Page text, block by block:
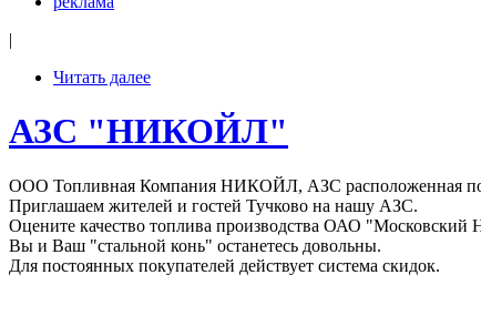
|
Читать далее
АЗС "НИКОЙЛ"
ООО Топливная Компания НИКОЙЛ, АЗС расположенная по
Приглашаем жителей и гостей Тучково на нашу АЗС.
Оцените качество топлива производства ОАО "Московский
Вы и Ваш "стальной конь" останетесь довольны.
Для постоянных покупателей действует система скидок.